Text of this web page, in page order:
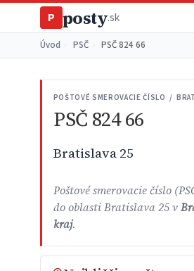
P posty.sk
Úvod PSČ PSČ 824 66
POŠTOVÉ SMEROVACIE ČÍSLO /
PSČ 824 66
Bratislava 25
Poštové smerovacie číslo
do oblasti Bratislava 25 v
kraj.